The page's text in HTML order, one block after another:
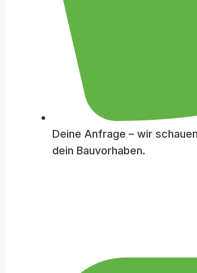
Deine Anfrage – wir
dein Bauvorhaben.